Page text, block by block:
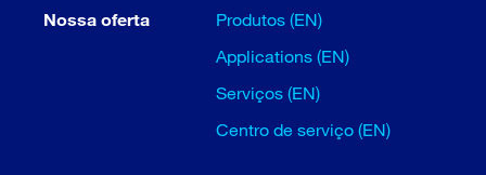
Nossa oferta
Produtos (EN)
Applications (EN)
Serviços (EN)
Centro de serviço (EN)